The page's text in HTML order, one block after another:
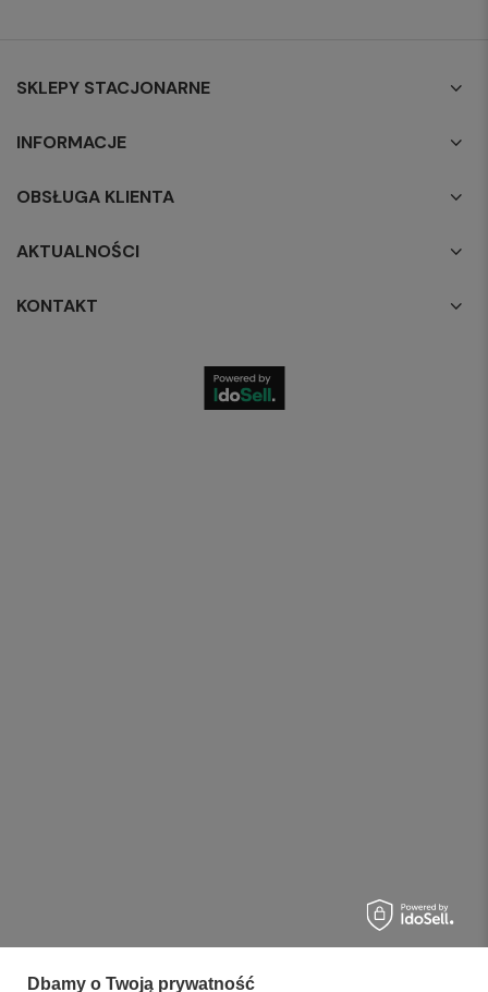
SKLEPY STACJONARNE
INFORMACJE
OBSŁUGA KLIENTA
AKTUALNOŚCI
KONTAKT
Dbamy o Twoją prywatność